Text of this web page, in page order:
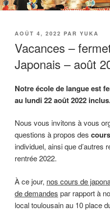
PUBLIÉ
AOÛT 4, 2022 PAR YUKA
Vacances –
Japonais – août
Notre école de langue est
au lundi 22 août 2022
Nous vous invitons à vous
questions à propos des
individuel, ainsi que d’autres
rentrée 2022.
À ce jour, nos cours de
de demandes par rapport à
local toulousain au 10 place